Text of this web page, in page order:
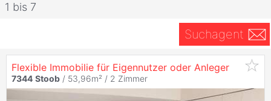
1 bis 7
Suchagent
Flexible Immobilie für Eigennutzer oder Anleger
7344 Stoob / 53,96m² / 2 Zimmer